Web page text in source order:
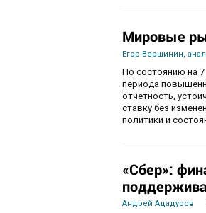
Мировые
Егор Вершинин,
По состоянию на
периода
отчетность,
ставку без
политики и
«Сбер»:
Андрей Ададуров